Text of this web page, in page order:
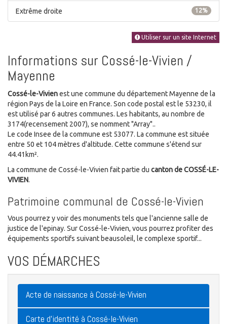
12%
Extrême droite
Utiliser sur un site Internet
Informations sur Cossé-le-Vivien /
Mayenne
Cossé-le-Vivienest une commune du département Mayenne de la
région Pays de la Loire en France. Son code postal est le 53230, il
est utilisé par 6 autres communes. Les habitants, au nombre de
3174(recensement 2007), se nomment "Array"..
Le code Insee de la commune est 53077. La commune est située
entre 50 et 104 mètres d'altitude. Cette commune s'étend sur
44.41km².
La commune de Cossé-le-Vivien fait partie du canton de COSSÉ-LE-
VIVIEN.
Patrimoine communal de Cossé-le-Vivien
Vous pourrez y voir des monuments tels que l'ancienne salle de
justice de l'epinay. Sur Cossé-le-Vivien, vous pourrez profiter des
équipements sportifs suivant beausoleil, le complexe sportif...
VOS DÉMARCHES
Acte de naissance à Cossé-le-Vivien
Carte d'identité à Cossé-le-Vivien